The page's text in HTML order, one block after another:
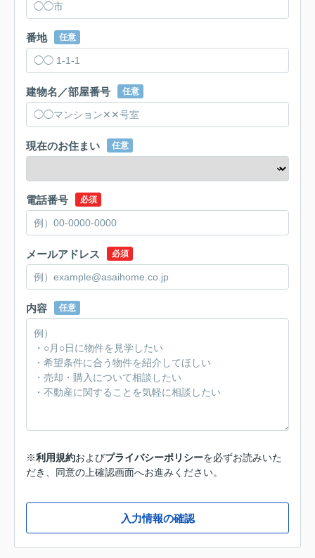
番地 任意
建物名／部屋番号 任意
現在のお住まい 任意
電話番号 必須
メールアドレス 必須
内容 任意
※利用規約およびプライバシーポリシーを必ずお読みいた
だき、同意の上確認画面へお進みください。
入力情報の確認